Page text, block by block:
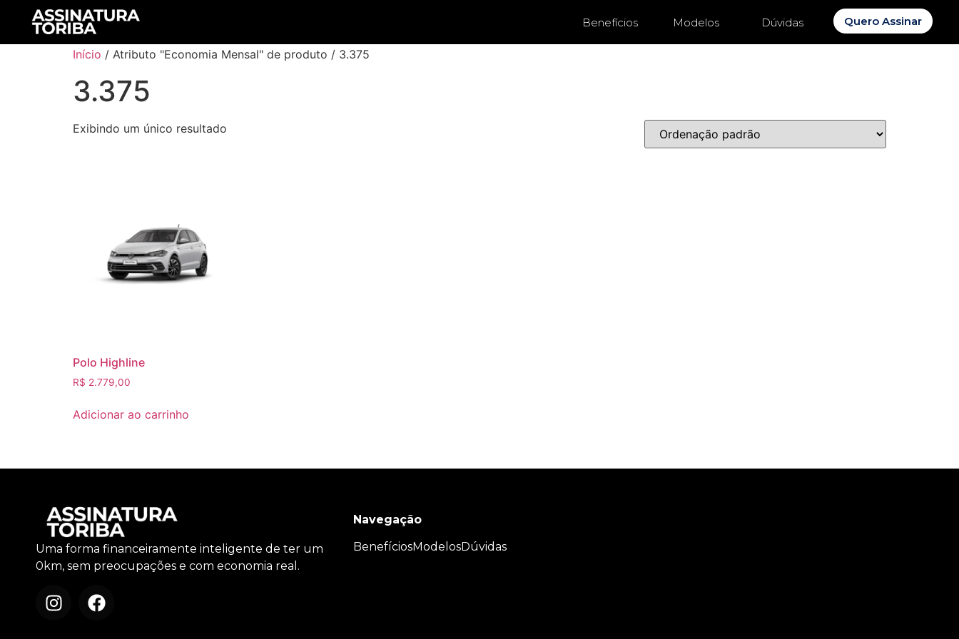
Benefícios Modelos Dúvidas Quero Assinar
Início / Atributo "Economia Mensal" de produto / 3.375
3.375
Exibindo um único resultado
Polo Highline
R$ 2.779,00
Adicionar ao carrinho
Uma forma financeiramente inteligente de ter um
0km, sem preocupações e com economia real.
Navegação
BenefíciosModelosDúvidas